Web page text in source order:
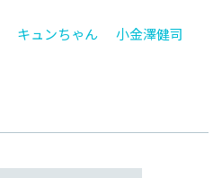
キュンちゃん
小金澤健司